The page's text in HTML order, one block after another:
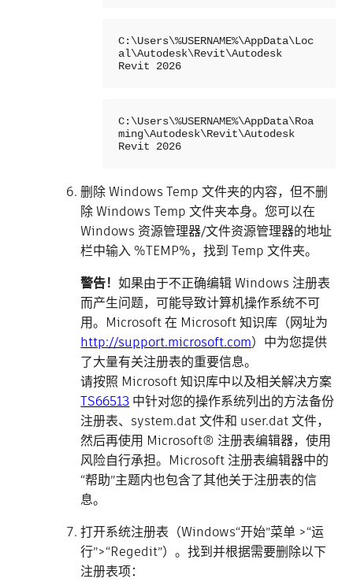
C:\Users\%USERNAME%\AppData\Loc
al\Autodesk\Revit\Autodesk
Revit 2026
C:\Users\%USERNAME%\AppData\Roa
ming\Autodesk\Revit\Autodesk
Revit 2026
删除 Windows Temp 文件夹的内容，但不删
除 Windows Temp 文件夹本身。您可以在
Windows 资源管理器/文件资源管理器的地址
栏中输入 %TEMP%，找到 Temp 文件夹。
警告！如果由于不正确编辑 Windows 注册表
而产生问题，可能导致计算机操作系统不可
用。Microsoft 在 Microsoft 知识库（网址为
http://support.microsoft.com）中为您提供
了大量有关注册表的重要信息。
请按照 Microsoft 知识库中以及相关解决方案
TS66513 中针对您的操作系统列出的方法备份
注册表、system.dat 文件和 user.dat 文件，
然后再使用 Microsoft® 注册表编辑器，使用
风险自行承担。Microsoft 注册表编辑器中的
“帮助”主题内也包含了其他关于注册表的信
息。
打开系统注册表（Windows“开始”菜单 >“运
行”>“Regedit”）。找到并根据需要删除以下
注册表项：